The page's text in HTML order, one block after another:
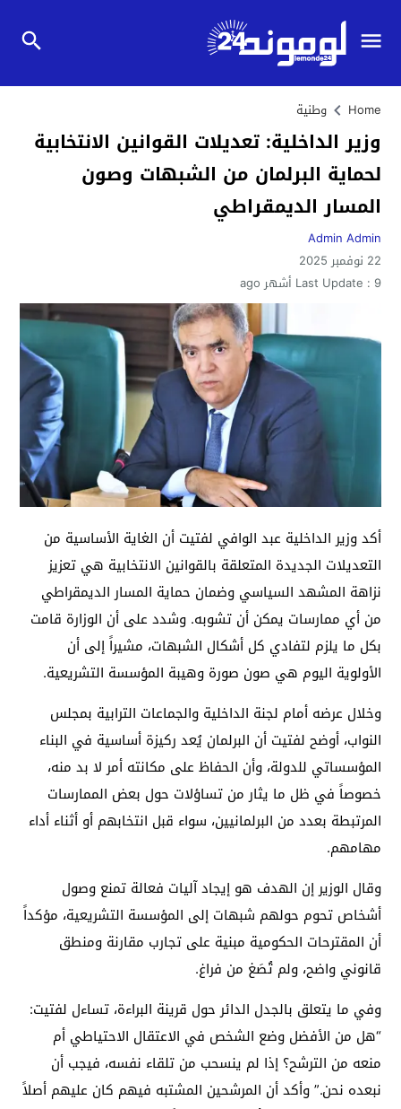
Home وطنية
وزير الداخلية: تعديلات القوانين الانتخابية
لحماية البرلمان من الشبهات وصون
المسار الديمقراطي
Admin Admin
22 نوفمبر 2025
Last Update : 9 أشهر ago
أكد وزير الداخلية عبد الوافي لفتيت أن الغاية الأساسية من
التعديلات الجديدة المتعلقة بالقوانين الانتخابية هي تعزيز
نزاهة المشهد السياسي وضمان حماية المسار الديمقراطي
من أي ممارسات يمكن أن تشوبه. وشدد على أن الوزارة قامت
بكل ما يلزم لتفادي كل أشكال الشبهات، مشيراً إلى أن
الأولوية اليوم هي صون صورة وهيبة المؤسسة التشريعية.
وخلال عرضه أمام لجنة الداخلية والجماعات الترابية بمجلس
النواب، أوضح لفتيت أن البرلمان يُعد ركيزة أساسية في البناء
المؤسساتي للدولة، وأن الحفاظ على مكانته أمر لا بد منه،
خصوصاً في ظل ما يثار من تساؤلات حول بعض الممارسات
المرتبطة بعدد من البرلمانيين، سواء قبل انتخابهم أو أثناء أداء
مهامهم.
وقال الوزير إن الهدف هو إيجاد آليات فعالة تمنع وصول
أشخاص تحوم حولهم شبهات إلى المؤسسة التشريعية، مؤكداً
أن المقترحات الحكومية مبنية على تجارب مقارنة ومنطق
قانوني واضح، ولم تُصَغ من فراغ.
وفي ما يتعلق بالجدل الدائر حول قرينة البراءة، تساءل لفتيت:
“هل من الأفضل وضع الشخص في الاعتقال الاحتياطي أم
منعه من الترشح؟ إذا لم ينسحب من تلقاء نفسه، فيجب أن
نبعده نحن.” وأكد أن المرشحين المشتبه فيهم كان عليهم أصلاً